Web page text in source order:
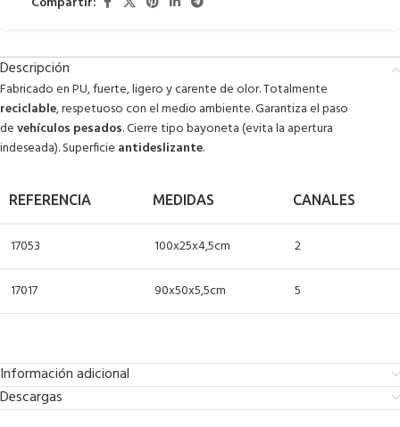
Descripción
Fabricado en PU, fuerte, ligero y carente de olor. Totalmente
reciclable, respetuoso con el medio ambiente. Garantiza el paso
devehículos pesados. Cierre tipo bayoneta (evita la apertura
indeseada). Superficie antideslizante.
REFERENCIA MEDIDAS CANALES
17053 100x25x4,5cm 2
17017 90x50x5,5cm 5
Información adicional
Descargas